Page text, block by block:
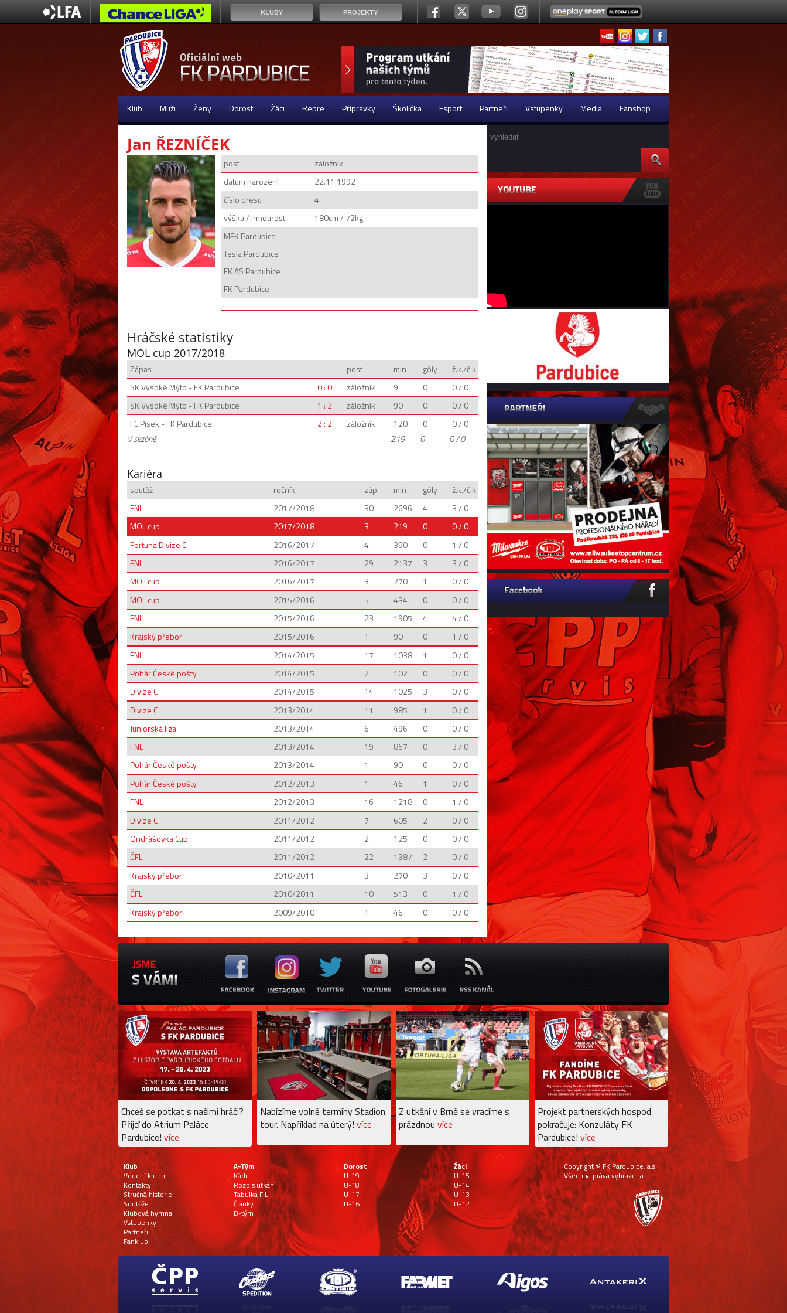
Klub Muži Ženy Dorost Žáci Repre Přípravky Školička Esport Partneři Vstupenky Media Fanshop
Jan ŘEZNÍČEK
post
záložník
datum narození
22.11.1992
číslo dresu
4
výška / hmotnost
180cm / 72kg
MFK Pardubice
Tesla Pardubice
FK AS Pardubice
FK Pardubice
Hráčské statistiky
MOL cup 2017/2018
Zápas post min góly
ž.k./č.k.
SK Vysoké Mýto - FK Pardubice
0 : 0 záložník 9 0
0 / 0
SK Vysoké Mýto - FK Pardubice
1 : 2 záložník 90 0
0 / 0
FC Písek - FK Pardubice
2 : 2 záložník 120 0
0 / 0
V sezóně
219 0 0 / 0
Kariéra
soutěž ročník záp. min góly
ž.k./č.k.
FNL
2017/2018 30 2696 4
3 / 0
MOL cup
2017/2018 3 219 0
0 / 0
Fortuna Divize C
2016/2017 4 360 0
1 / 0
FNL
2016/2017 29 2137 3
3 / 0
MOL cup
2016/2017 3 270 1
0 / 0
MOL cup
2015/2016 5 434 0
0 / 0
FNL
2015/2016 23 1905 4
4 / 0
Krajský přebor
2015/2016 1 90 0
1 / 0
FNL
2014/2015 17 1038 1
0 / 0
Pohár České pošty
2014/2015 2 102 0
0 / 0
Divize C
2014/2015 14 1025 3
0 / 0
Divize C
2013/2014 11 985 1
0 / 0
Juniorská liga
2013/2014 6 496 0
0 / 0
FNL
2013/2014 19 867 0
3 / 0
Pohár České pošty
2013/2014 1 90 0
0 / 0
Pohár České pošty
2012/2013 1 46 1
0 / 0
FNL
2012/2013 16 1218 0
1 / 0
Divize C
2011/2012 7 605 2
0 / 0
Ondrášovka Cup
2011/2012 2 125 0
0 / 0
ČFL
2011/2012 22 1387 2
0 / 0
Krajský přebor
2010/2011 3 270 3
0 / 0
ČFL
2010/2011 10 513 0
1 / 0
Krajský přebor
2009/2010 1 46 0 0 / 0
Chceš se potkat s našimi hráči?
Přijď do Atrium Paláce
Pardubice! více
Nabízíme volné termíny Stadion
tour. Například na úterý! více
Z utkání v Brně se vracíme s
prázdnou více
Projekt partnerských hospod
pokračuje: Konzuláty FK
Pardubice! více
Klub
Vedení klubu
Kontakty
Stručná historie
Soutěže
Klubová hymna
Vstupenky
Partneři
Fanklub
A-Tým
Kádr
Rozpis utkání
Tabulka F:L
Články
B-tým
Dorost
U-19
U-18
U-17
U-16
Źáci
U-15
U-14
U-13
U-12
Copyright © FK Pardubice, a.s.
Všechna práva vyhrazena.
KLUBY PROJEKTY